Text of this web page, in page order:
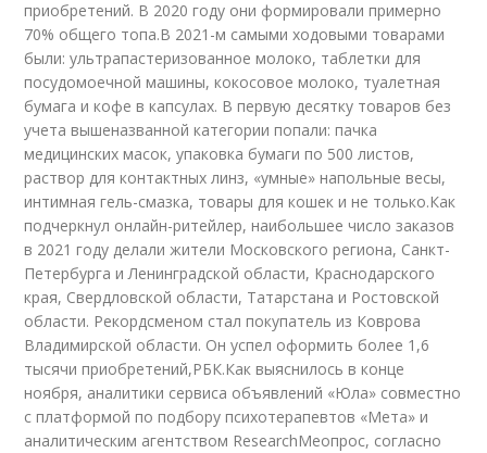
приобретений. В 2020 году они формировали примерно
70% общего топа.В 2021-м самыми ходовыми товарами
были: ультрапастеризованное молоко, таблетки для
посудомоечной машины, кокосовое молоко, туалетная
бумага и кофе в капсулах. В первую десятку товаров без
учета вышеназванной категории попали: пачка
медицинских масок, упаковка бумаги по 500 листов,
раствор для контактных линз, «умные» напольные весы,
интимная гель-смазка, товары для кошек и не только.Как
подчеркнул онлайн-ритейлер, наибольшее число заказов
в 2021 году делали жители Московского региона, Санкт-
Петербурга и Ленинградской области, Краснодарского
края, Свердловской области, Татарстана и Ростовской
области. Рекордсменом стал покупатель из Коврова
Владимирской области. Он успел оформить более 1,6
тысячи приобретений,РБК.Как выяснилось в конце
ноября, аналитики сервиса объявлений «Юла» совместно
с платформой по подбору психотерапевтов «Мета» и
аналитическим агентством ResearchMeопрос, согласно